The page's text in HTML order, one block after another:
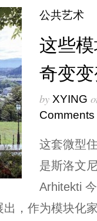
公共艺术
这些
奇变
by XYING
Comments
这套微型
是斯洛文
Arhitekti
，作为模块化